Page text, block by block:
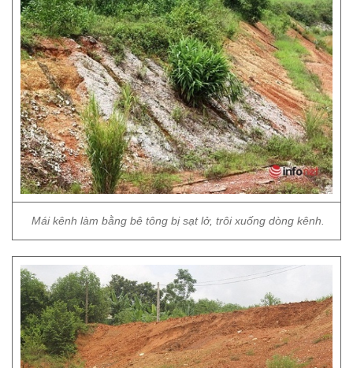
Mái kênh làm bằng bê tông bị sạt lở, trôi xuống dòng kênh.